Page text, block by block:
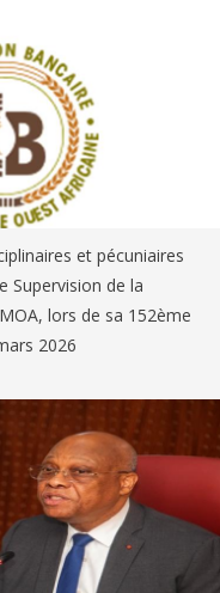
et pécuniaires
Supervision de la
lors de sa 152ème
2026